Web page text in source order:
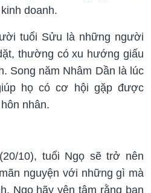
doanh.
tuổi Sửu là những người
thường có xu hướng giấu
Song năm Nhâm Dần là lúc
họ có cơ hội gặp được
nhân.
10), tuổi Ngọ sẽ trở nên
nguyện với những gì mà
Ngọ hãy yên tâm rằng bạn